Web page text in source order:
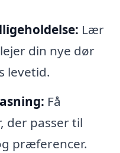
Lær
din nye dør
levetid.
Få
der passer til
præferencer.